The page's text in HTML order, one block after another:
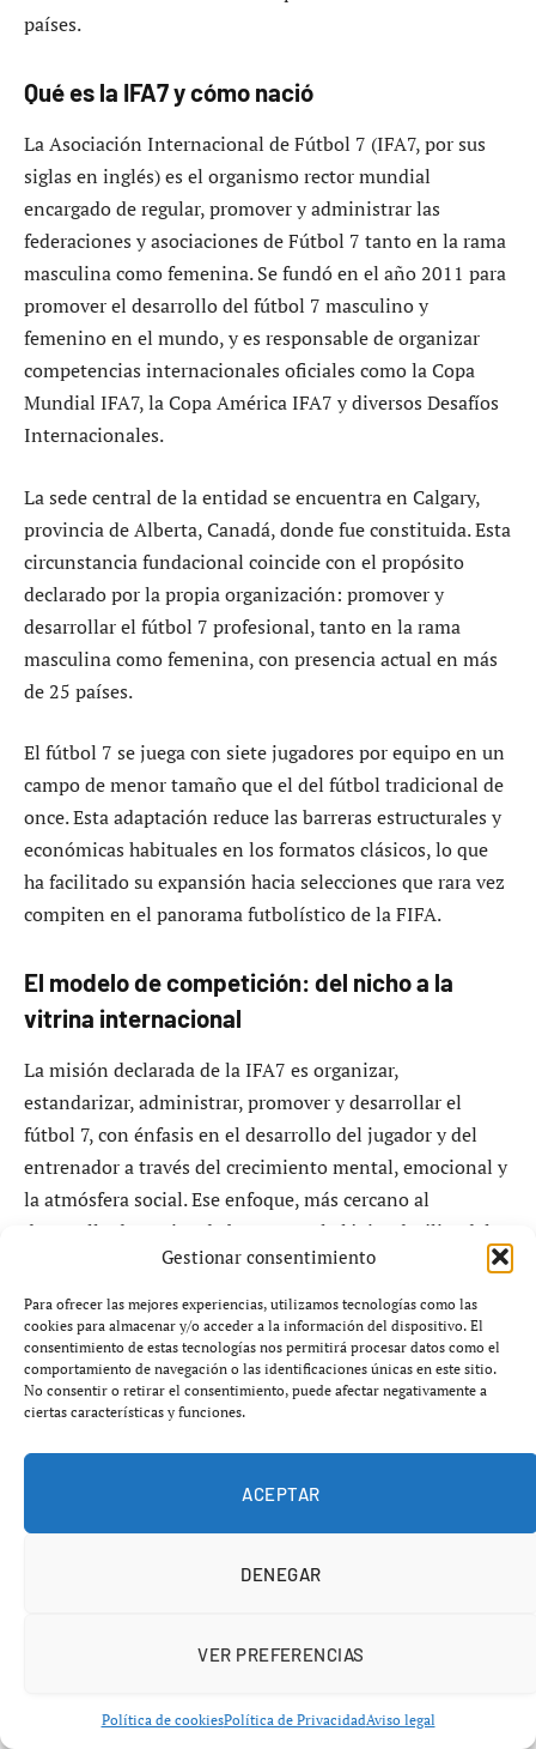
Gestionar consentimiento
Para ofrecer las mejores experiencias, utilizamos tecnologías como las
cookies para almacenar y/o acceder a la información del dispositivo. El
consentimiento de estas tecnologías nos permitirá procesar datos como el
comportamiento de navegación o las identificaciones únicas en este sitio.
No consentir o retirar el consentimiento, puede afectar negativamente a
ciertas características y funciones.
ACEPTAR
DENEGAR
VER PREFERENCIAS
Política de cookiesPolítica de PrivacidadAviso legal
países.
Qué es la IFA7 y cómo nació
La Asociación Internacional de Fútbol 7 (IFA7, por sus
siglas en inglés) es el organismo rector mundial
encargado de regular, promover y administrar las
federaciones y asociaciones de Fútbol 7 tanto en la rama
masculina como femenina. Se fundó en el año 2011 para
promover el desarrollo del fútbol 7 masculino y
femenino en el mundo, y es responsable de organizar
competencias internacionales oficiales como la Copa
Mundial IFA7, la Copa América IFA7 y diversos Desafíos
Internacionales.
La sede central de la entidad se encuentra en Calgary,
provincia de Alberta, Canadá, donde fue constituida. Esta
circunstancia fundacional coincide con el propósito
declarado por la propia organización: promover y
desarrollar el fútbol 7 profesional, tanto en la rama
masculina como femenina, con presencia actual en más
de 25 países.
El fútbol 7 se juega con siete jugadores por equipo en un
campo de menor tamaño que el del fútbol tradicional de
once. Esta adaptación reduce las barreras estructurales y
económicas habituales en los formatos clásicos, lo que
ha facilitado su expansión hacia selecciones que rara vez
compiten en el panorama futbolístico de la FIFA.
El modelo de competición: del nicho a la
vitrina internacional
La misión declarada de la IFA7 es organizar,
estandarizar, administrar, promover y desarrollar el
fútbol 7, con énfasis en el desarrollo del jugador y del
entrenador a través del crecimiento mental, emocional y
la atmósfera social. Ese enfoque, más cercano al
desarrollo deportivo de base que a la lógica de élite del
fútbol profesional, explica en buena medida la
composición de los Mundiales que organiza.
Un análisis publicado por la organización Sport and Dev
sobre la edición de Honduras 2026 resume el ángulo
estratégico del torneo: el modelo IFA7 se basa en la
accesibilidad, y al reducir las barreras estructurales y
económicas que suelen encontrarse en los formatos de
infrarrepresentadas en el ámbito mundial. La misma
campeonato genera valor económico para el país
mercados, alianzas con marcas y patrocinadores, y